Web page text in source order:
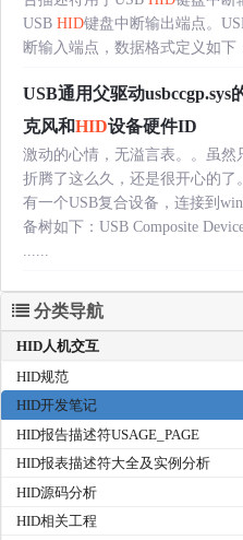
USB HID键盘中断输出端点。
断输入端点，数据格式定义如下
USB通用父驱动
克风和HID设备硬件ID
激动的心情，无溢言表。。虽
折腾了这么久，还是很开心的了
有一个USB复合设备，连接到
备树如下：USB Composite
分类导航
HID人机交互
HID规范
HID开发笔记
HID报告描述符USAGE_PAGE
HID报表描述符大全及实例分析
HID源码分析
HID相关工程